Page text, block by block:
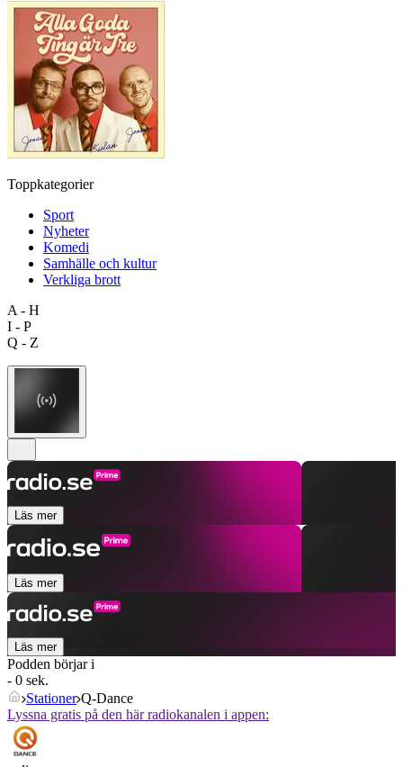
Toppkategorier
Sport
Nyheter
Komedi
Samhälle och kultur
Verkliga brott
A - H
I - P
Q - Z
Läs mer
Läs mer
Läs mer
Podden börjar i
- 0 sek.
Stationer Q-Dance
Lyssna gratis på den här radiokanalen i appen: